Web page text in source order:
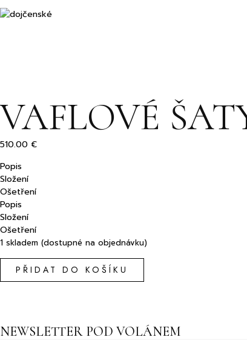
VAFLOVÉ
510.00 €
Popis
Složení
Ošetření
Popis
Složení
Ošetření
1 skladem (dostupné na objednávku)
PŘIDAT DO KOŠÍKU
NEWSLETTER POD VOLÁNEM